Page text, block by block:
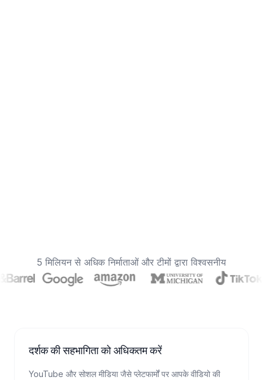
5 मिलियन से अधिक निर्माताओं और टीमों द्वारा विश्वसनीय
दर्शक की सहभागिता को अधिकतम करें
YouTube और सोशल मीडिया जैसे प्लेटफार्मों पर आपके वीडियो की